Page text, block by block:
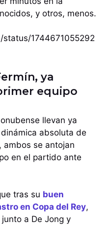
y otros, menos.
1744671055292
ya
equipo
llevan ya
absoluta de
ambos se antojan
en el partido ante
tras su buen
en Copa del Rey,
a De Jong y